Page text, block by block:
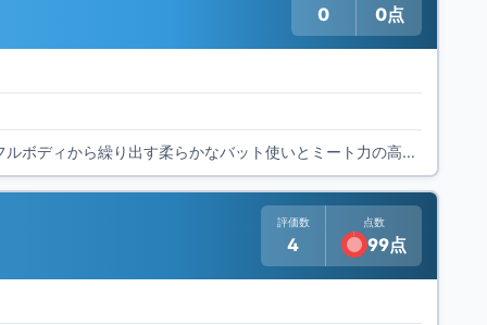
0 0点
大津市立青山中学校出身 大阪桐蔭の代打の切り札で時に4番も務める。100kg超えのパワフルボディから繰り出す柔らかなバット使いとミート力の高さが魅力。角度がつけば一発もある強打者。
評価数
4
点数
99点